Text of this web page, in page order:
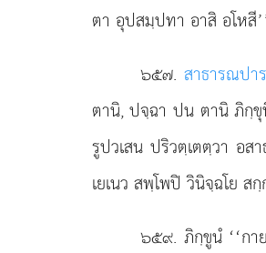
ตา อุปสมฺปทา อาสิ อโหสี
๖๕๗. สาธารณปา
ตานิ, ปจฺฉา ปน ตานิ ภิกฺขุ
รูปวเสน ปริวตฺเตตฺวา อส
เยเนว สพฺโพปิ วินิจฺฉโย ส
๖๕๙. ภิกฺขูนํ ‘‘กา